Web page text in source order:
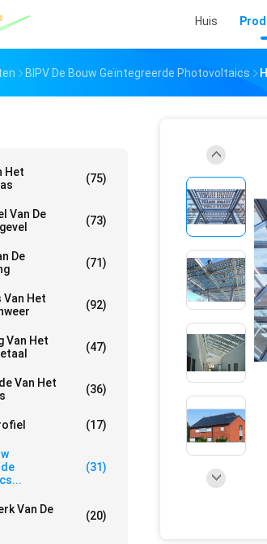
Huis
BIPV De Bouw Geïntegreerde Photovoltaics
Het
(75)
Van De
(73)
De
(71)
Van Het
(92)
Van Het
(47)
Van Het
(36)
(17)
(31)
Van De
(20)